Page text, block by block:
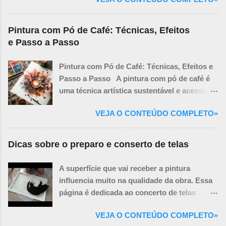
branco com tinta desde o início. Influenciar
as Cores Subsequentes: A cor da
imprimatura ...
Seja você um novato na área ou um
vendedor experiente buscando aprimorar
guia definitivo para alcançar resultados
extraordinários e se destacar em qualquer
mercado.
isso nas vegetações tanto perto como nas
que estão mais longe.
Pintura com Pó de Café: Técnicas, Efeitos
e Passo a Passo
Pintura com Pó de Café: Técnicas, Efeitos e
Passo a Passo A pintura com pó de café é
uma técnica artística sustentável e acessível
envelhecidos, ideais para obras com ar
vintage, retratos melancólicos ou ilustrações
orgânicas. Além de ser econômica, essa
abordagem une criatividade e reutilização de
um material que normalmente seria
descartado. 1. Materiais Necessários Pó de
café usado (quanto mais fino, melhor).
Água quente (para dissolver o café e criar
diferentes tonalidades). Pincéis (de cerdas
VEJA O CONTEÚDO COMPLETO»
Dicas sobre o preparo e conserto de telas
A superfície que vai receber a pintura
influencia muito na qualidade da obra. Essa
página é dedicada ao concerto de telas
a lona da tela para pintar. No vídeo, eu não
VEJA O CONTEÚDO COMPLETO»